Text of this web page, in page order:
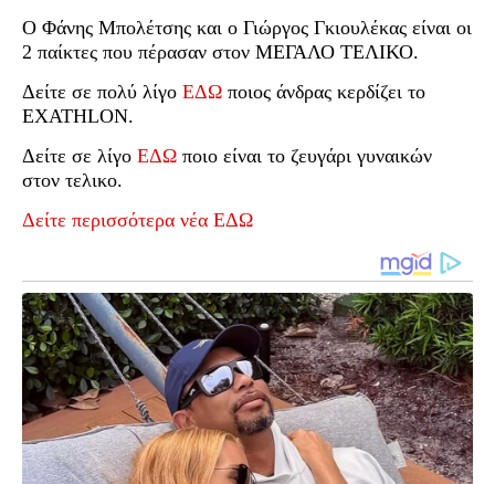
O Φάνης Μπολέτσης και ο Γιώργος Γκιουλέκας είναι οι
2 παίκτες που πέρασαν στον ΜΕΓΑΛΟ ΤΕΛΙΚΟ.
Δείτε σε πολύ λίγο ΕΔΩ ποιος άνδρας κερδίζει το
EXATHLON.
Δείτε σε λίγο ΕΔΩ ποιο είναι το ζευγάρι γυναικών
στον τελικο.
Δείτε περισσότερα νέα ΕΔΩ